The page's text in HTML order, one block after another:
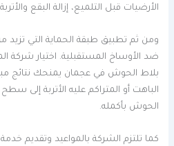
الأرضيات قبل التلميع، إزالة البقع
ومن ثم تطبيق طبقة الحماية التي تزيد
ضد الأوساخ المستقبلية. اختيار شركة
بلاط الحوش في عجمان يمنحك نتائج
الباهت أو المتراكم عليه الأتربة
الحوش بأكمله.
كما تلتزم الشركة بالمواعيد وتقديم